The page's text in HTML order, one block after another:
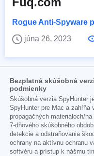
Rogue Anti-Spyware
júna 26, 2023
Bezplatná skúšobná
podmienky
Skúšobná verzia SpyHunter
SpyHunter pre Mac a zahŕňa
propagačných materiáloch/
7-dňového skúšobného
detekcie a odstraňovania
ochrany na aktívnu ochranu
softvéru a prístup k nášmu